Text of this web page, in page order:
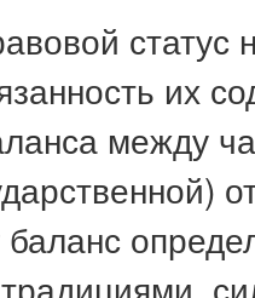
статус
их
между